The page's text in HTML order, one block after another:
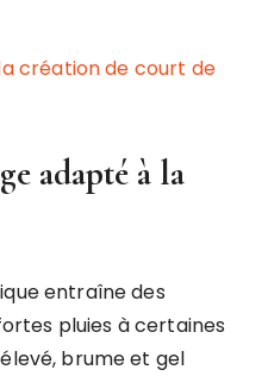
création de court de
adapté à la
entraîne des
pluies à certaines
brume et gel